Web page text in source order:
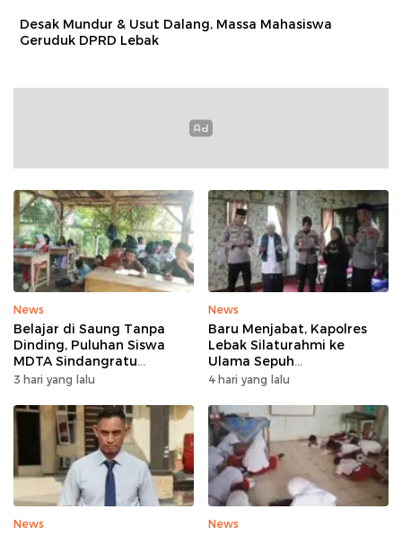
Desak Mundur & Usut Dalang, Massa Mahasiswa
Geruduk DPRD Lebak
News
Belajar di Saung Tanpa
Dinding, Puluhan Siswa
MDTA Sindangratu
Panggarangan Bertahan
3 hari yang lalu
News
Baru Menjabat, Kapolres
Lebak Silaturahmi ke
Ulama Sepuh
Rangkasbitung
4 hari yang lalu
News News